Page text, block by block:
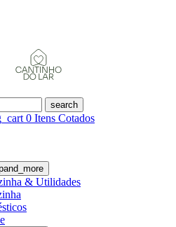
search
0 Itens Cotados
& Utilidades